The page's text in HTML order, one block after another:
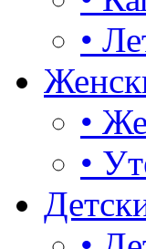
•
•
•